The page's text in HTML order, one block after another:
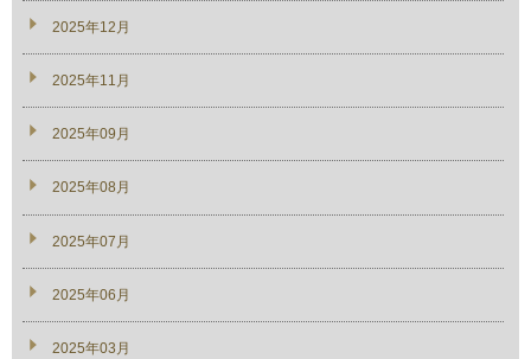
2025年12月
2025年11月
2025年09月
2025年08月
2025年07月
2025年06月
2025年03月